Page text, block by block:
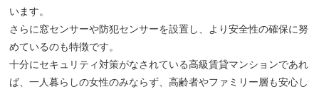
います。
さらに窓センサーや防犯センサーを設置し、より安全性の確保に努
めているのも特徴です。
十分にセキュリティ対策がなされている高級賃貸マンションであれ
ば、一人暮らしの女性のみならず、高齢者やファミリー層も安心し